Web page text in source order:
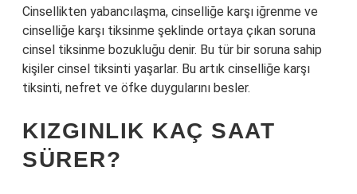
Cinsellikten yabancılaşma, cinselliğe karşı iğrenme ve
cinselliğe karşı tiksinme şeklinde ortaya çıkan soruna
cinsel tiksinme bozukluğu denir. Bu tür bir soruna sahip
kişiler cinsel tiksinti yaşarlar. Bu artık cinselliğe karşı
tiksinti, nefret ve öfke duygularını besler.
KIZGINLIK KAÇ SAAT
SÜRER?